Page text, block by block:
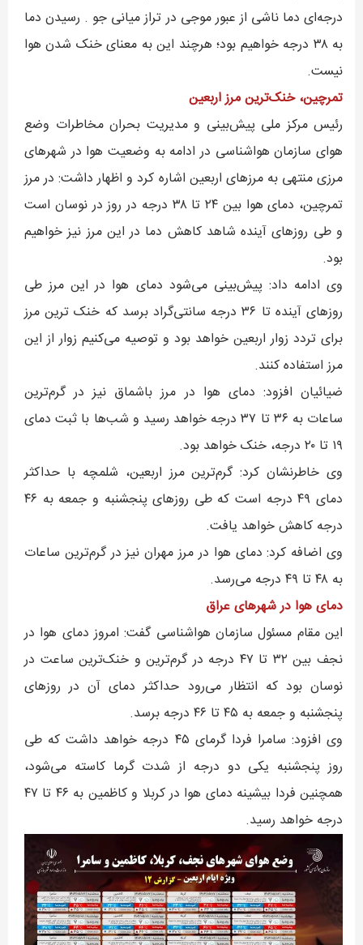
درجه‌ای دما ناشی از عبور موجی در تراز میانی جو . رسیدن دما
به ۳۸ درجه خواهیم بود؛ هرچند این به معنای خنک شدن هوا
نیست.
تمرچین، خنک‌ترین مرز اربعین
رئیس مرکز ملی پیش‌بینی و مدیریت بحران مخاطرات وضع
هوای سازمان هواشناسی در ادامه به وضعیت هوا در شهرهای
مرزی منتهی به مرزهای اربعین اشاره کرد و اظهار داشت: در مرز
تمرچین، دمای هوا بین ۲۴ تا ۳۸ درجه در روز در نوسان است
و طی روزهای آینده شاهد کاهش دما در این مرز نیز خواهیم
بود.
وی ادامه داد: پیش‌بینی می‌شود دمای هوا در این مرز طی
روزهای آینده تا ۳۶ درجه سانتی‌گراد برسد که خنک ترین مرز
برای تردد زوار اربعین خواهد بود و توصیه می‌کنیم زوار از این
مرز استفاده کنند.
ضیائیان افزود: دمای هوا در ‌مرز باشماق نیز در گرم‌ترین
ساعات به ۳۶ تا ۳۷ درجه خواهد رسید و شب‌ها با ثبت دمای
۱۹ تا ۲۰ درجه، خنک خواهد بود.
وی خاطرنشان کرد: گرم‌ترین مرز اربعین، شلمچه با حداکثر
دمای ۴۹ درجه است که طی روزهای پنجشنبه و جمعه به ۴۶
درجه کاهش خواهد یافت.
وی اضافه کرد: دمای هوا در مرز مهران نیز در گرم‌ترین ساعات
به ۴۸ تا ۴۹ درجه می‌رسد.
دمای هوا در شهرهای عراق
این مقام مسئول سازمان هواشناسی گفت: امروز دمای هوا در
نجف بین ۳۲ تا ۴۷ درجه در گرم‌ترین و خنک‌ترین ساعت در
نوسان بود که انتظار می‌رود حداکثر دمای آن در روزهای
پنجشنبه و جمعه به ۴۵ تا ۴۶ درجه برسد.
وی افزود: سامرا فردا گرمای ۴۵ درجه خواهد داشت که طی
روز پنجشنبه یکی دو درجه از شدت گرما کاسته می‌شود،
همچنین فردا بیشینه دمای هوا در کربلا و کاظمین به ۴۶ تا ۴۷
درجه خواهد رسید.